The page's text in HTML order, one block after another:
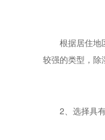
根据居住地区
较强的类型，除
2、选择具有